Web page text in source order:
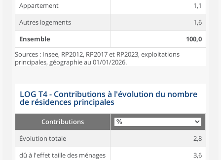
Appartement
1,1
Autres logements
1,6
Ensemble
100,0
Sources : Insee, RP2012, RP2017 et RP2023, exploitations
principales, géographie au 01/01/2026.
LOG T4 - Contributions à l'évolution du nombre
de résidences principales
Contributions
Évolution totale
2,8
dû à l'effet taille des ménages
3,6